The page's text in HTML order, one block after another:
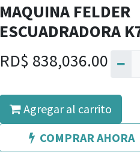
MAQUINA FELDER
ESCUADRADORA
RD$ 838,036.00
Agregar al carrito
COMPRAR AHORA